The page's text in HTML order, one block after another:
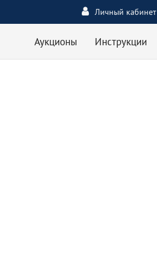
Личный кабинет
Аукционы Инструкции